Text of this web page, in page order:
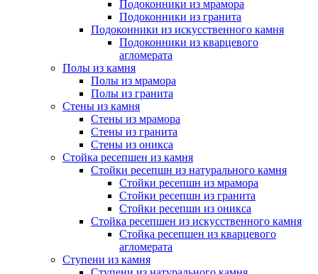
Подоконники из мрамора
Подоконники из гранита
Подоконники из искусственного камня
Подоконники из кварцевого
агломерата
Полы из камня
Полы из мрамора
Полы из гранита
Стены из камня
Стены из мрамора
Стены из гранита
Стены из оникса
Стойка ресепшен из камня
Стойки ресепшн из натурального камня
Стойки ресепшн из мрамора
Стойки ресепшн из гранита
Стойки ресепшн из оникса
Стойка ресепшен из искусственного камня
Стойка ресепшен из кварцевого
агломерата
Ступени из камня